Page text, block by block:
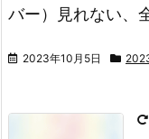
バー）見れない、
2023年10月5日